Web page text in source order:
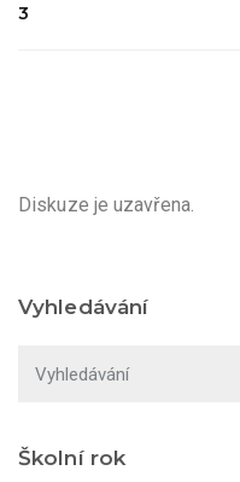
3
Diskuze je uzavřena.
Vyhledávání
Školní rok